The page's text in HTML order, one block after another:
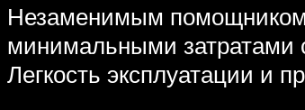
Незаменимым помощником
минимальными затратами
Легкость эксплуатации и